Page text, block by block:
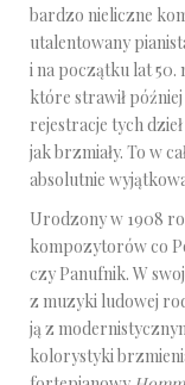
bardzo nieliczne
utalentowany
i na początku lat 50.
które strawił później
rejestracje tych
jak brzmiały. To w
absolutnie
Urodzony w 1908
kompozytorów co
czy Panufnik. W
z muzyki ludowej
ją z
kolorystyki